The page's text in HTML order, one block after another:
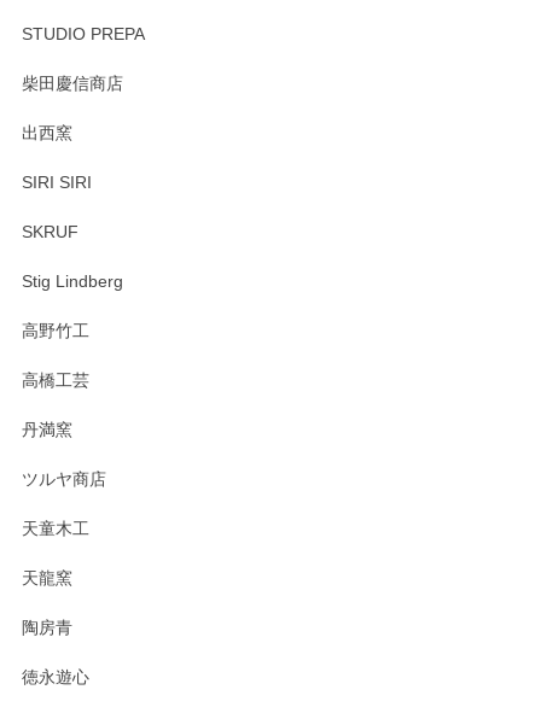
STUDIO PREPA
柴田慶信商店
出西窯
SIRI SIRI
SKRUF
Stig Lindberg
高野竹工
高橋工芸
丹満窯
ツルヤ商店
天童木工
天龍窯
陶房青
徳永遊心